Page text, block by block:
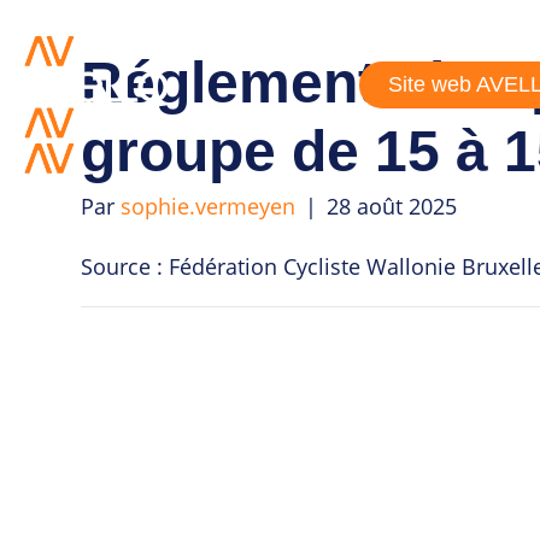
Site web
Réglementation
groupe de 15 à
Par sophie.vermeyen | 28 août 2025
Source : Fédération Cycliste Wallonie